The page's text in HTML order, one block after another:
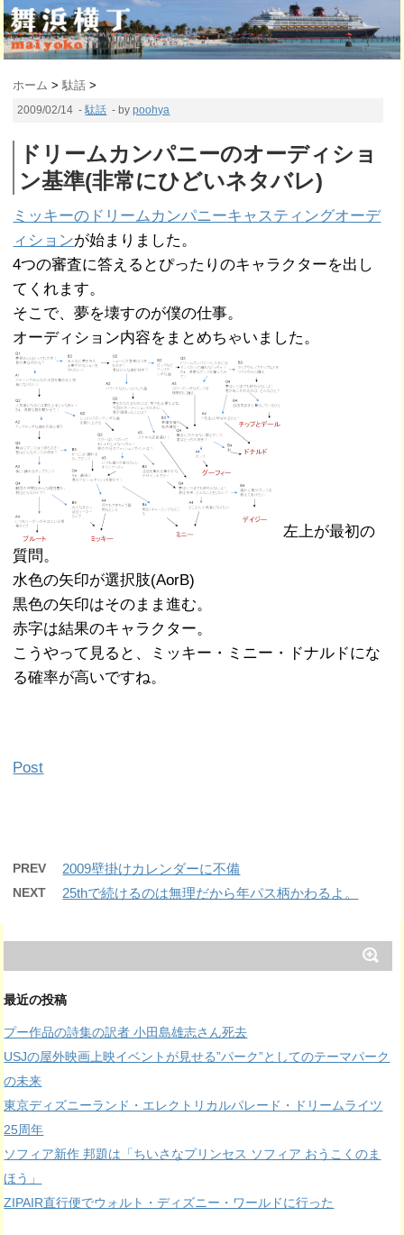
ホーム >駄話 >
2009/02/14 -駄話 - bypoohya
ドリームカンパニーのオーディショ
ン基準(非常にひどいネタバレ)
ミッキーのドリームカンパニーキャスティングオーデ
ィションが始まりました。
4つの審査に答えるとぴったりのキャラクターを出し
てくれます。
そこで、夢を壊すのが僕の仕事。
オーディション内容をまとめちゃいました。
左上が最初の
質問。
水色の矢印が選択肢(AorB)
黒色の矢印はそのまま進む。
赤字は結果のキャラクター。
こうやって見ると、ミッキー・ミニー・ドナルドにな
る確率が高いですね。
Post
PREV 2009壁掛けカレンダーに不備
NEXT 25thで続けるのは無理だから年パス柄かわるよ。
最近の投稿
プー作品の詩集の訳者 小田島雄志さん死去
USJの屋外映画上映イベントが見せる”パーク”としてのテーマパーク
の未来
東京ディズニーランド・エレクトリカルパレード・ドリームライツ
25周年
ソフィア新作 邦題は「ちいさなプリンセス ソフィア おうこくのま
ほう」
ZIPAIR直行便でウォルト・ディズニー・ワールドに行った